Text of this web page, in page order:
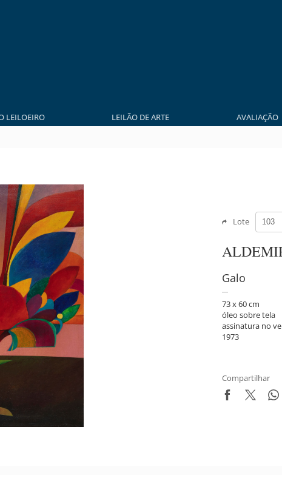
LEILOEIRO LEILÃO DE ARTE AVALIAÇÃO
Lote
Galo
73 x 60 cm
óleo sobre tela
assinatura no
1973
Compartilhar